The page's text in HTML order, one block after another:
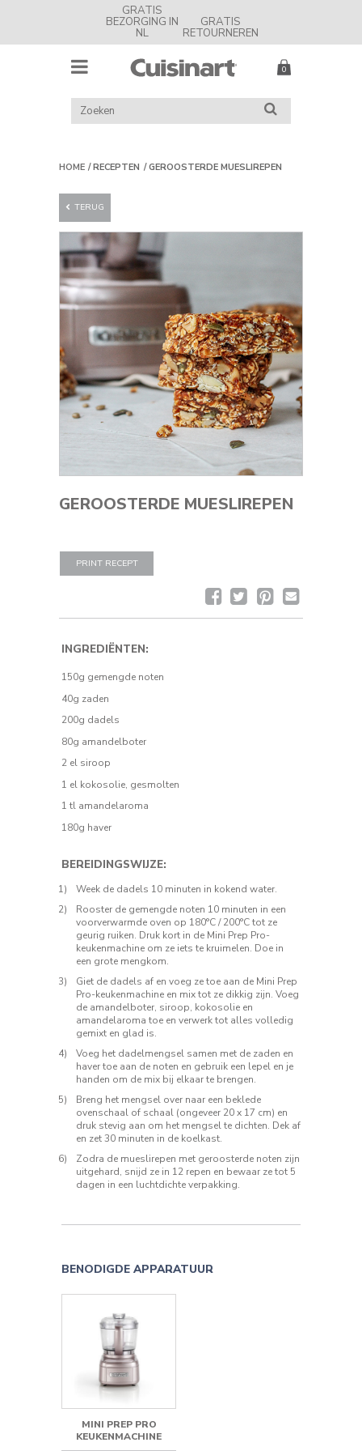
GRATIS
BEZORGING IN
NL
GRATIS
RETOURNEREN
MENU
Nederland
ZOEK
ZOEKEN
HOME RECEPTEN GEROOSTERDE MUESLIREPEN
TERUG
GEROOSTERDE MUESLIREPEN
PRINT RECEPT
Mail
het
Pinterest
Twitter
Facebook
INGREDIËNTEN:
150g gemengde noten
40g zaden
200g dadels
80g amandelboter
2 el siroop
1 el kokosolie, gesmolten
1 tl amandelaroma
180g haver
BEREIDINGSWIJZE:
Week de dadels 10 minuten in kokend water.
Rooster de gemengde noten 10 minuten in een
voorverwarmde oven op 180°C / 200°C tot ze
geurig ruiken. Druk kort in de Mini Prep Pro-
keukenmachine om ze iets te kruimelen. Doe in
een grote mengkom.
Giet de dadels af en voeg ze toe aan de Mini Prep
Pro-keukenmachine en mix tot ze dikkig zijn. Voeg
de amandelboter, siroop, kokosolie en
amandelaroma toe en verwerk tot alles volledig
gemixt en glad is.
Voeg het dadelmengsel samen met de zaden en
haver toe aan de noten en gebruik een lepel en je
handen om de mix bij elkaar te brengen.
Breng het mengsel over naar een beklede
ovenschaal of schaal (ongeveer 20 x 17 cm) en
druk stevig aan om het mengsel te dichten. Dek af
en zet 30 minuten in de koelkast.
Zodra de mueslirepen met geroosterde noten zijn
uitgehard, snijd ze in 12 repen en bewaar ze tot 5
dagen in een luchtdichte verpakking.
BENODIGDE APPARATUUR
MINI PREP PRO
KEUKENMACHINE